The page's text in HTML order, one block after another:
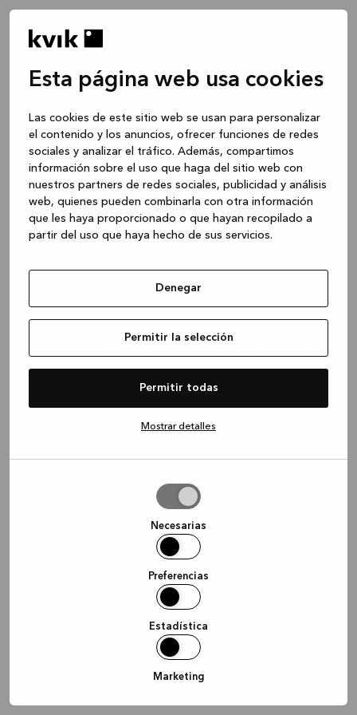
Esta página web usa cookies
Las cookies de este sitio web se usan para personalizar
el contenido y los anuncios, ofrecer funciones de redes
sociales y analizar el tráfico. Además, compartimos
información sobre el uso que haga del sitio web con
nuestros partners de redes sociales, publicidad y análisis
web, quienes pueden combinarla con otra información
que les haya proporcionado o que hayan recopilado a
partir del uso que haya hecho de sus servicios.
Denegar
Permitir la selección
Permitir todas
Mostrar detalles
Necesarias
Preferencias
Estadística
Marketing
Application error: a client-side exception has occurred
loadingwww.kvik.es (see the browser console for more